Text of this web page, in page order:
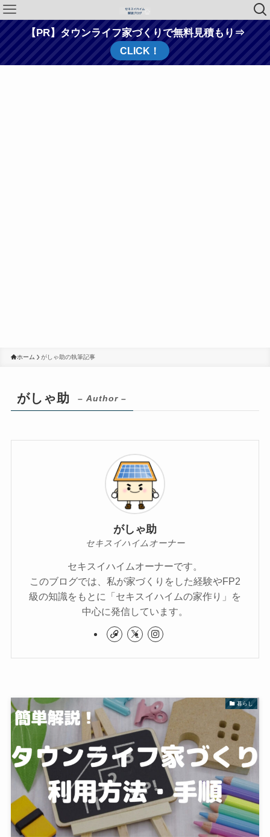
【PR】タウンライフ家づくりで無料見積もり⇒
CLICK！
ホーム がしゃ助の執筆記事
がしゃ助 – Author –
がしゃ助
セキスイハイムオーナー
セキスイハイムオーナーです。
このブログでは、私が家づくりをした経験やFP2
級の知識をもとに「セキスイハイムの家作り」を
中心に発信しています。
暮らし